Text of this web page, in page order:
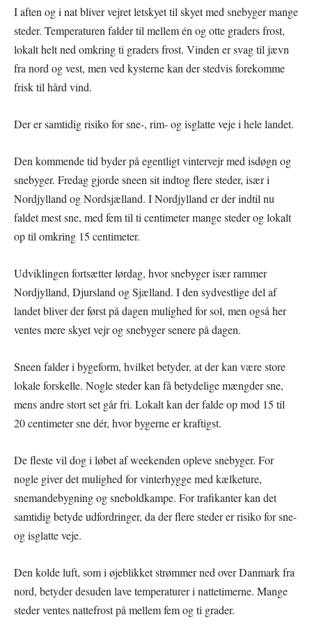
I aften og i nat bliver vejret letskyet til skyet med snebyger mange
steder. Temperaturen falder til mellem én og otte graders frost,
lokalt helt ned omkring ti graders frost. Vinden er svag til jævn
fra nord og vest, men ved kysterne kan der stedvis forekomme
frisk til hård vind.
Der er samtidig risiko for sne-, rim- og isglatte veje i hele landet.
Den kommende tid byder på egentligt vintervejr med isdøgn og
snebyger. Fredag gjorde sneen sit indtog flere steder, især i
Nordjylland og Nordsjælland. I Nordjylland er der indtil nu
faldet mest sne, med fem til ti centimeter mange steder og lokalt
op til omkring 15 centimeter.
Udviklingen fortsætter lørdag, hvor snebyger især rammer
Nordjylland, Djursland og Sjælland. I den sydvestlige del af
landet bliver der først på dagen mulighed for sol, men også her
ventes mere skyet vejr og snebyger senere på dagen.
Sneen falder i bygeform, hvilket betyder, at der kan være store
lokale forskelle. Nogle steder kan få betydelige mængder sne,
mens andre stort set går fri. Lokalt kan der falde op mod 15 til
20 centimeter sne dér, hvor bygerne er kraftigst.
De fleste vil dog i løbet af weekenden opleve snebyger. For
nogle giver det mulighed for vinterhygge med kælketure,
snemandebygning og sneboldkampe. For trafikanter kan det
samtidig betyde udfordringer, da der flere steder er risiko for sne-
og isglatte veje.
Den kolde luft, som i øjeblikket strømmer ned over Danmark fra
nord, betyder desuden lave temperaturer i nattetimerne. Mange
steder ventes nattefrost på mellem fem og ti grader.